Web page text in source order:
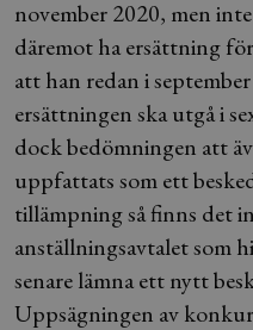
november 2020, men
däremot ha ersättning
att han redan i
ersättningen ska utgå i
dock bedömningen att
uppfattats som ett
tillämpning så finns det
anställningsavtalet som
senare lämna ett nytt
Uppsägningen av